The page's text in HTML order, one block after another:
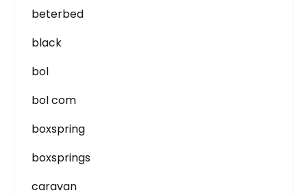
beterbed
black
bol
bol com
boxspring
boxsprings
caravan